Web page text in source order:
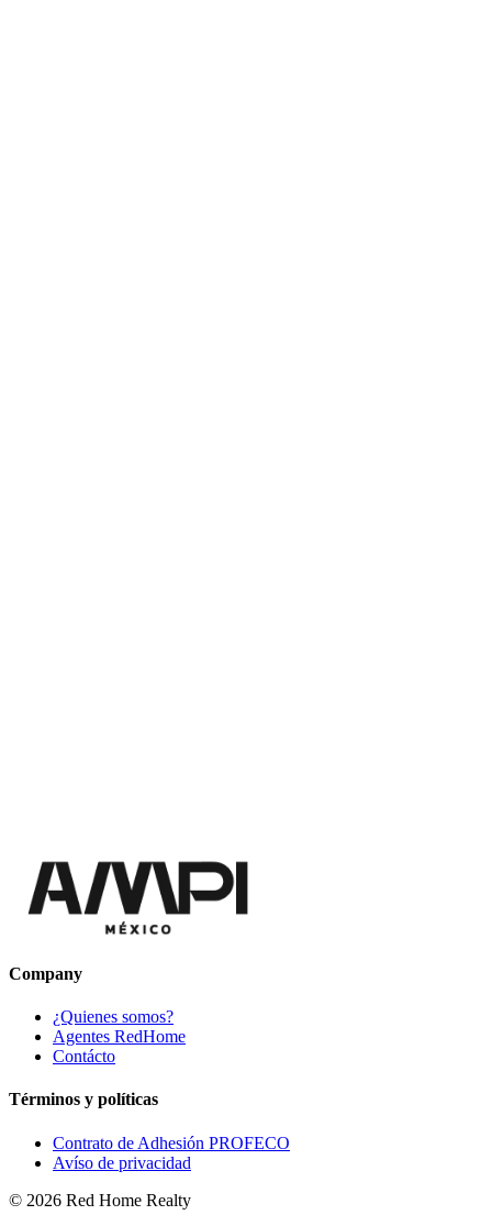
Company
¿Quienes somos?
Agentes RedHome
Contácto
Términos y políticas
Contrato de Adhesión PROFECO
Avíso de privacidad
© 2026 Red Home Realty